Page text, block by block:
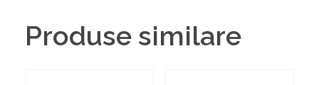
Produse similare